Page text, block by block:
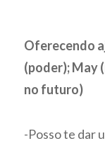
Oferecendo
(poder); May
no futuro)
-Posso te dar